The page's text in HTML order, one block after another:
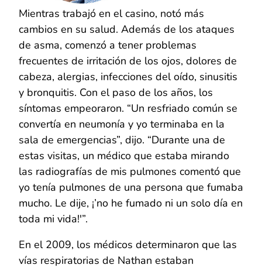
Mientras trabajó en el casino, notó más
cambios en su salud. Además de los ataques
de asma, comenzó a tener problemas
frecuentes de irritación de los ojos, dolores de
cabeza, alergias, infecciones del oído, sinusitis
y bronquitis. Con el paso de los años, los
síntomas empeoraron. “Un resfriado común se
convertía en neumonía y yo terminaba en la
sala de emergencias”, dijo. “Durante una de
estas visitas, un médico que estaba mirando
las radiografías de mis pulmones comentó que
yo tenía pulmones de una persona que fumaba
mucho. Le dije, ¡’no he fumado ni un solo día en
toda mi vida!'”.
En el 2009, los médicos determinaron que las
vías respiratorias de Nathan estaban